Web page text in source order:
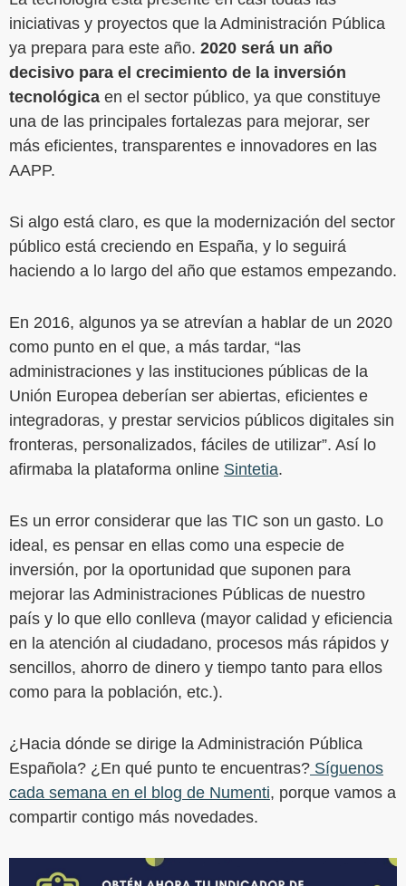
iniciativas y proyectos que la Administración Pública
ya prepara para este año. 2020 será un año
decisivo para el crecimiento de la inversión
tecnológica en el sector público, ya que constituye
una de las principales fortalezas para mejorar, ser
más eficientes, transparentes e innovadores en las
AAPP.
Si algo está claro, es que la modernización del sector
público está creciendo en España, y lo seguirá
haciendo a lo largo del año que estamos empezando.
En 2016, algunos ya se atrevían a hablar de un 2020
como punto en el que, a más tardar, “las
administraciones y las instituciones públicas de la
Unión Europea deberían ser abiertas, eficientes e
integradoras, y prestar servicios públicos digitales sin
fronteras, personalizados, fáciles de utilizar”. Así lo
afirmaba la plataforma online Sintetia.
Es un error considerar que las TIC son un gasto. Lo
ideal, es pensar en ellas como una especie de
inversión, por la oportunidad que suponen para
mejorar las Administraciones Públicas de nuestro
país y lo que ello conlleva (mayor calidad y eficiencia
en la atención al ciudadano, procesos más rápidos y
sencillos, ahorro de dinero y tiempo tanto para ellos
como para la población, etc.).
¿Hacia dónde se dirige la Administración Pública
Española? ¿En qué punto te encuentras? Síguenos
cada semana en el blog de Numenti, porque vamos a
compartir contigo más novedades.